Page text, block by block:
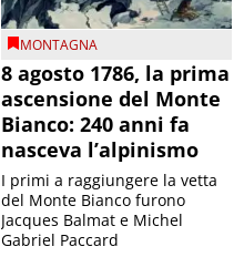
MONTAGNA
8 agosto 1786, la prima
ascensione del Monte
Bianco: 240 anni fa
nasceva l’alpinismo
I primi a raggiungere la vetta
del Monte Bianco furono
Jacques Balmat e Michel
Gabriel Paccard